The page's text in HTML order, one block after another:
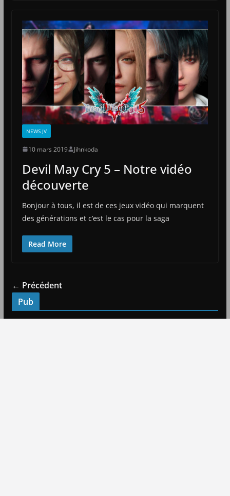
NEWS JV
10 mars 2019 Jihnkoda
Devil May Cry 5 – Notre vidéo
découverte
Bonjour à tous, il est de ces jeux vidéo qui marquent
des générations et c’est le cas pour la saga
Read More
← Précédent
Pub